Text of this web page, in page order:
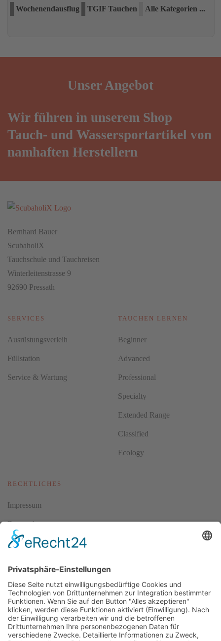
Wochenendausflug TGIF Tauchen Alle Kategorien ...
Unser Angebot
Wir führen in unserem Shop
Tauch- und Wassersportartikel von
namhaften Herstellern
Bernhard Bauer
ScubaholiX
Tauchschule und Tauchreisen
Winterleitenstrasse 9
92690 Pressath
SERVICES
Ausrüstungsverleih
Füllstation
Service & Wartung
TAUCHEN LERNEN
Beginner
Advanced
Professional
Specialty
Extended Range
Classified
Ecology
RECHTLICHES
Impressum
Datenschutz
AGBs
Copyright ©2026ScubaholiX | Tauchschule und Tauchreisen.
Alle Rechte vorbehalten.